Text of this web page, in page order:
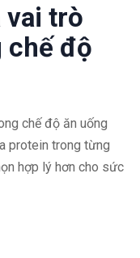
vai trò
chế độ
chế độ ăn uống
protein trong từng
hợp lý hơn cho sức